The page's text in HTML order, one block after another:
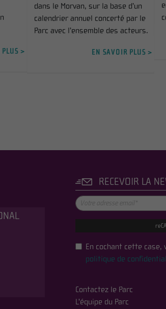
PLUS >
dans le Morvan, sur la base d’un
calendrier annuel concerté par le
Parc avec l’ensemble des acteurs.
EN SAVOIR PLUS >
RECEVOIR LA
En cochant cette case,
politique de
Contactez le Parc
L'équipe du Parc